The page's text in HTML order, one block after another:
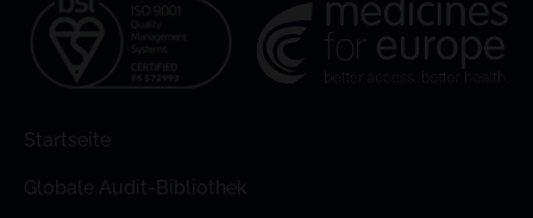
Startseite
Globale Audit-Bibliothek